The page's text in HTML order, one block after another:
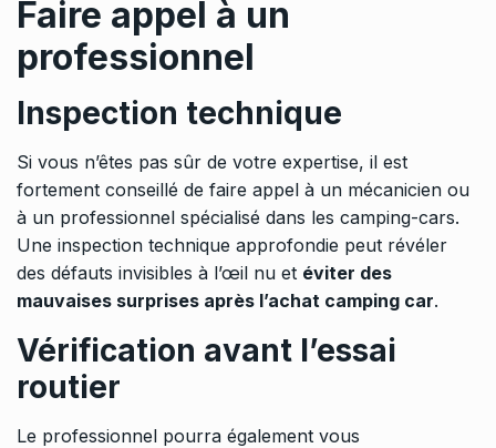
Faire appel à un
professionnel
Inspection technique
Si vous n’êtes pas sûr de votre expertise, il est
fortement conseillé de faire appel à un mécanicien ou
à un professionnel spécialisé dans les camping-cars.
Une inspection technique approfondie peut révéler
des défauts invisibles à l’œil nu et éviter des
mauvaises surprises après l’achat camping car.
Vérification avant l’essai
routier
Le professionnel pourra également vous